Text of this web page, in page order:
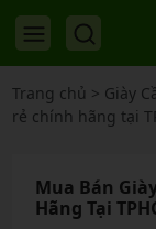
Trang chủ > Giày
rẻ chính hãng tại
Mua Bán
Hãng Tại